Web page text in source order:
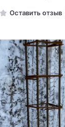
Оставить отзыв